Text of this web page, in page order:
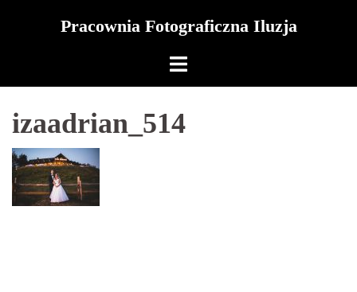
Pracownia Fotograficzna Iluzja
izaadrian_514